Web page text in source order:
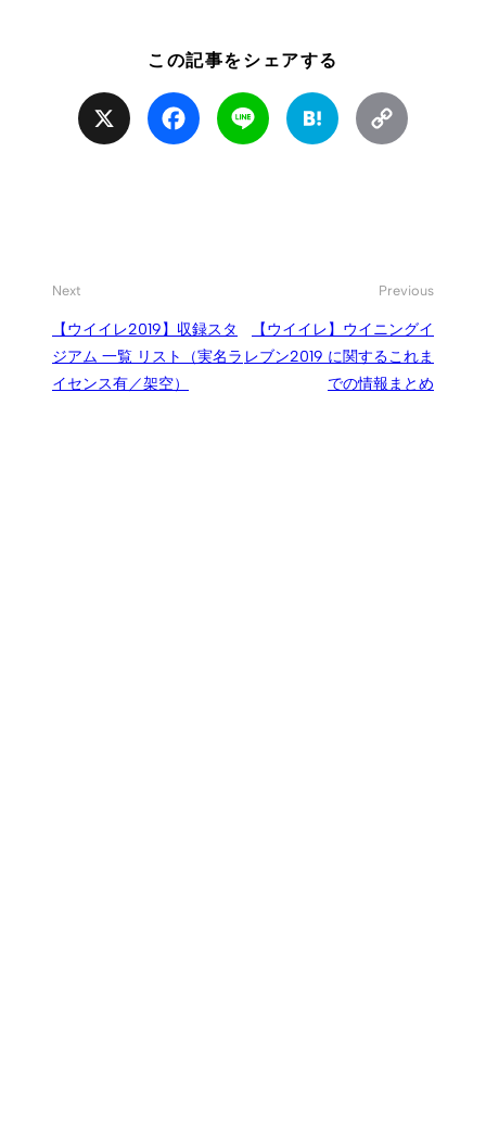
この記事をシェアする
Facebook Line Hatena
Next
【ウイイレ2019】収録スタ
ジアム 一覧 リスト（実名ラ
イセンス有／架空）
Previous
【ウイイレ】ウイニングイ
レブン2019 に関するこれま
での情報まとめ